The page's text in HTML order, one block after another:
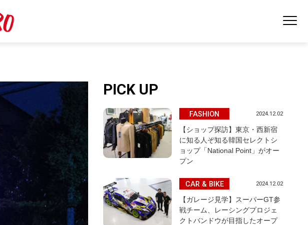
PICK UP
FASHION 2024.12.02
【ショップ探訪】東京・西新宿
に知る人ぞ知る韓国セレクトシ
ョップ「National Point」がオー
プン
CAR & BIKE 2024.12.02
【ガレージ見学】スーパーGT参
戦チーム、レーシングプロジェ
クトバンドウが目指したオープ